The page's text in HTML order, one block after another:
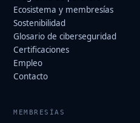
Ecosistema y membresías
Sostenibilidad
Glosario de ciberseguridad
Certificaciones
Empleo
Contacto
MEMBRESÍAS